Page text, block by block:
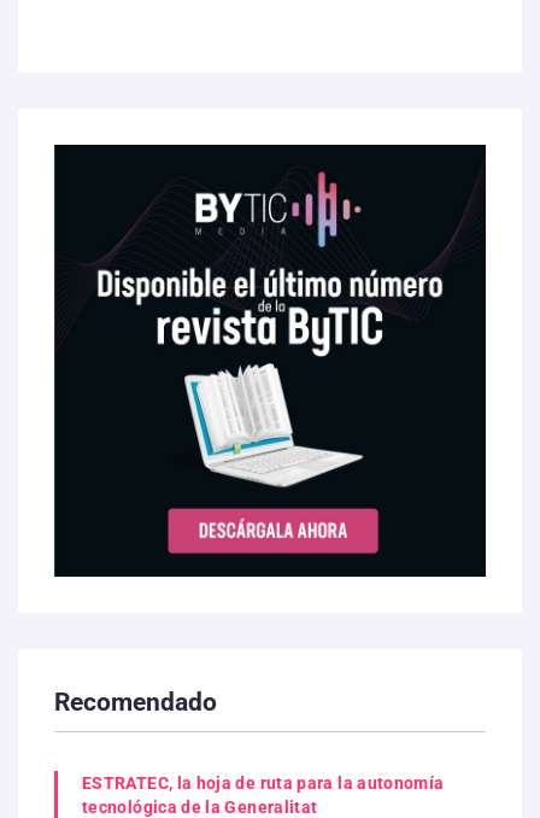
Recomendado
ESTRATEC, la hoja de ruta para la autonomía
tecnológica de la Generalitat